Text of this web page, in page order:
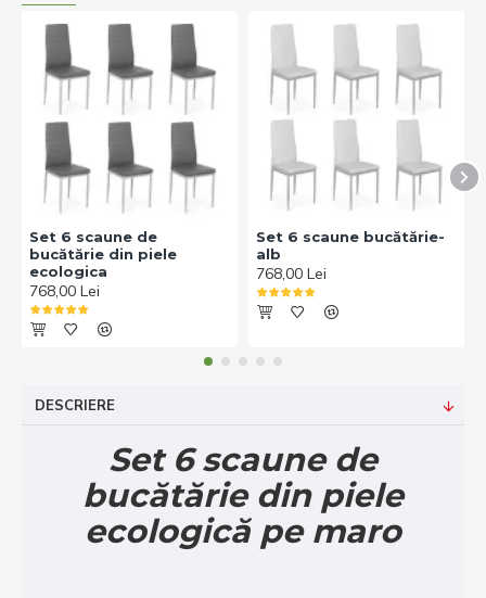
Set 6 scaune de
bucătărie din piele
ecologica
768,00 Lei
Set 6 scaune bucătărie-
alb
768,00 Lei
DESCRIERE
Set 6 scaune de
bucătărie din piele
ecologică pe maro